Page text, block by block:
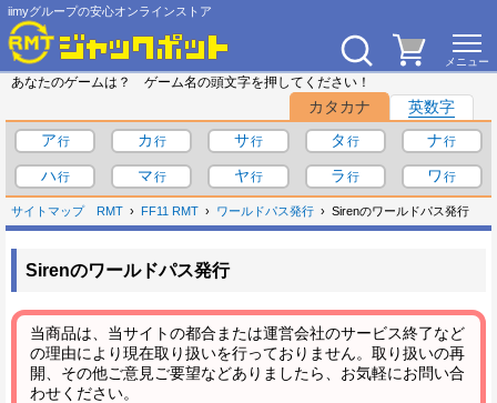
iimyグループの安心オンラインストア
あなたのゲームは？ ゲーム名の頭文字を押してください！
カタカナ
英数字
ア
カ サ タ
ナ
ハ
マ ヤ ラ ワ
サイトマップ RMT FF11 RMT ワールドパス発行 Sirenのワールドパス発行
Sirenのワールドパス発行
当商品は、当サイトの都合または運営会社のサービス終了など
の理由により現在取り扱いを行っておりません。取り扱いの再
開、その他ご意見ご要望などありましたら、お気軽にお問い合
わせください。